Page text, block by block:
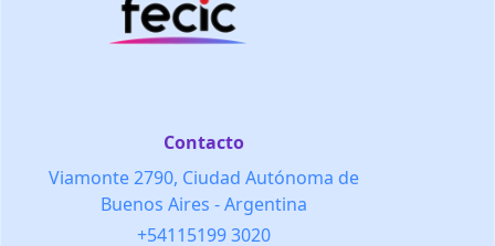
Contacto
Viamonte 2790, Ciudad Autónoma de
Buenos Aires - Argentina
+54115199 3020